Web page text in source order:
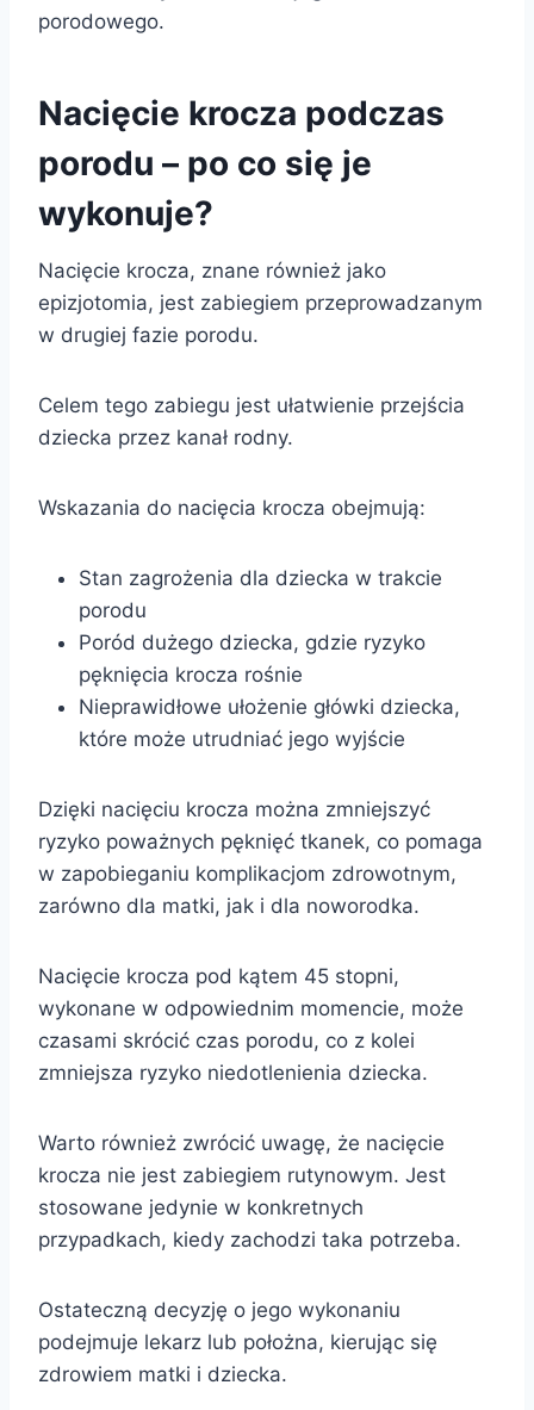
porodowego.
Nacięcie krocza podczas
porodu – po co się je
wykonuje?
Nacięcie krocza, znane również jako
epizjotomia, jest zabiegiem przeprowadzanym
w drugiej fazie porodu.
Celem tego zabiegu jest ułatwienie przejścia
dziecka przez kanał rodny.
Wskazania do nacięcia krocza obejmują:
Stan zagrożenia dla dziecka w trakcie
porodu
Poród dużego dziecka, gdzie ryzyko
pęknięcia krocza rośnie
Nieprawidłowe ułożenie główki dziecka,
które może utrudniać jego wyjście
Dzięki nacięciu krocza można zmniejszyć
ryzyko poważnych pęknięć tkanek, co pomaga
w zapobieganiu komplikacjom zdrowotnym,
zarówno dla matki, jak i dla noworodka.
Nacięcie krocza pod kątem 45 stopni,
wykonane w odpowiednim momencie, może
czasami skrócić czas porodu, co z kolei
zmniejsza ryzyko niedotlenienia dziecka.
Warto również zwrócić uwagę, że nacięcie
krocza nie jest zabiegiem rutynowym. Jest
stosowane jedynie w konkretnych
przypadkach, kiedy zachodzi taka potrzeba.
Ostateczną decyzję o jego wykonaniu
podejmuje lekarz lub położna, kierując się
zdrowiem matki i dziecka.